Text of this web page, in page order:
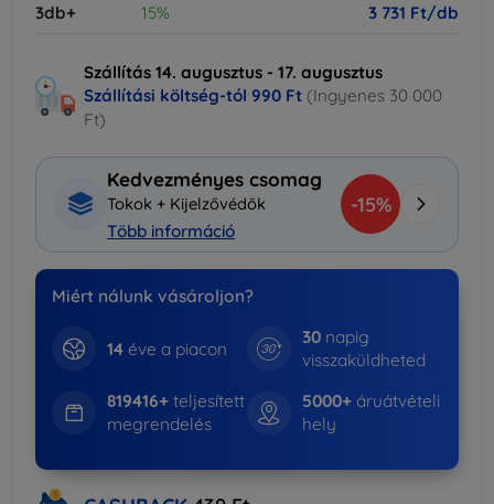
3db+ 15% 3 731 Ft/db
Szállítás 14. augusztus - 17. augusztus
Szállítási költség-tól 990 Ft (Ingyenes 30 000
Ft)
Kedvezményes csomag
Tokok + Kijelzővédők
Több információ
-15%
Miért nálunk vásároljon?
14éve a piacon
30 napig
visszaküldheted
819416+teljesített
megrendelés
5000+ áruátvételi
hely